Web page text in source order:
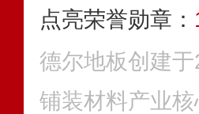
点亮荣誉勋章：
德尔地板创建
铺装材料产业